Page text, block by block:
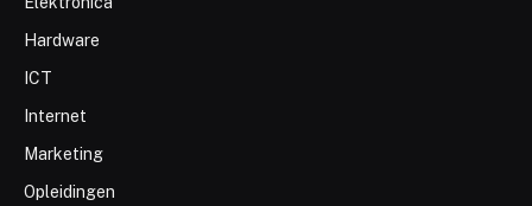
Hardware
ICT
Internet
Marketing
Opleidingen